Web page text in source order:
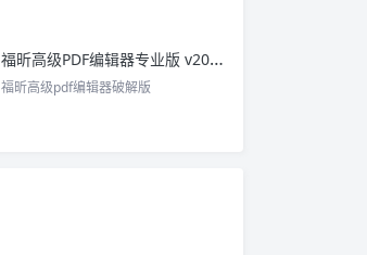
福昕高级PDF编辑器专业版 v2025 中文激活版
福昕高级pdf编辑器破解版